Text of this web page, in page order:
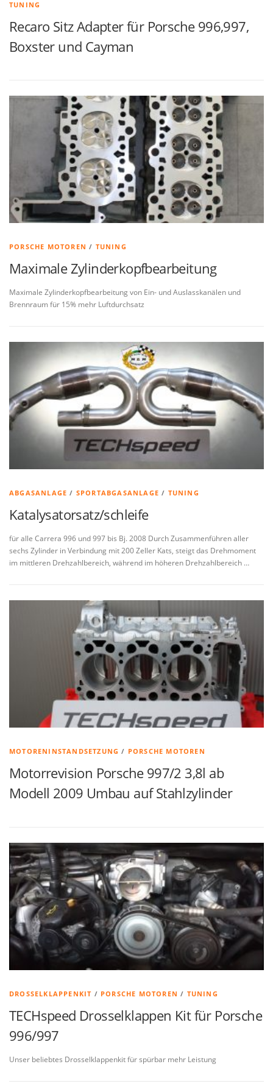
TUNING
Recaro Sitz Adapter für Porsche 996,997,
Boxster und Cayman
PORSCHE MOTOREN / TUNING
Maximale Zylinderkopfbearbeitung
Maximale Zylinderkopfbearbeitung von Ein- und Auslasskanälen und
Brennraum für 15% mehr Luftdurchsatz
ABGASANLAGE / SPORTABGASANLAGE / TUNING
Katalysatorsatz/schleife
für alle Carrera 996 und 997 bis Bj. 2008 Durch Zusammenführen aller
sechs Zylinder in Verbindung mit 200 Zeller Kats, steigt das Drehmoment
im mittleren Drehzahlbereich, während im höheren Drehzahlbereich …
MOTORENINSTANDSETZUNG / PORSCHE MOTOREN
Motorrevision Porsche 997/2 3,8l ab
Modell 2009 Umbau auf Stahlzylinder
DROSSELKLAPPENKIT / PORSCHE MOTOREN / TUNING
TECHspeed Drosselklappen Kit für Porsche
996/997
Unser beliebtes Drosselklappenkit für spürbar mehr Leistung